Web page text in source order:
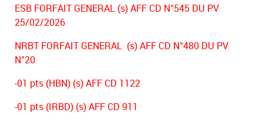
ESB FORFAIT GENERAL (s) AFF CD N°545 DU PV
25/02/2026
NRBT FORFAIT GENERAL (s) AFF CD N°480 DU PV
N°20
-01 pts (HBN) (s) AFF CD 1122
-01 pts (IRBD) (s) AFF CD 911